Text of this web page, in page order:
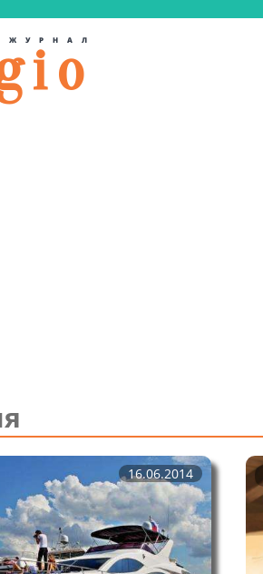
ЖУРНАЛ
16.06.2014